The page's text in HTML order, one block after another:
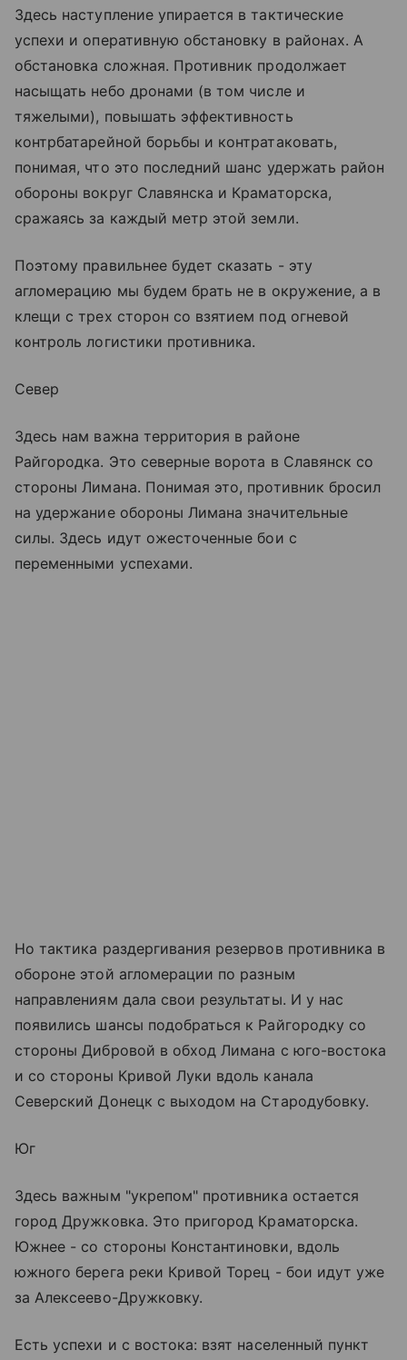
Здесь наступление упирается в тактические
успехи и оперативную обстановку в районах. А
обстановка сложная. Противник продолжает
насыщать небо дронами (в том числе и
тяжелыми), повышать эффективность
контрбатарейной борьбы и контратаковать,
понимая, что это последний шанс удержать район
обороны вокруг Славянска и Краматорска,
сражаясь за каждый метр этой земли.
Поэтому правильнее будет сказать - эту
агломерацию мы будем брать не в окружение, а в
клещи с трех сторон со взятием под огневой
контроль логистики противника.
Север
Здесь нам важна территория в районе
Райгородка. Это северные ворота в Славянск со
стороны Лимана. Понимая это, противник бросил
на удержание обороны Лимана значительные
силы. Здесь идут ожесточенные бои с
переменными успехами.
Но тактика раздергивания резервов противника в
обороне этой агломерации по разным
направлениям дала свои результаты. И у нас
появились шансы подобраться к Райгородку со
стороны Дибровой в обход Лимана с юго-востока
и со стороны Кривой Луки вдоль канала
Северский Донецк с выходом на Стародубовку.
Юг
Здесь важным "укрепом" противника остается
город Дружковка. Это пригород Краматорска.
Южнее - со стороны Константиновки, вдоль
южного берега реки Кривой Торец - бои идут уже
за Алексеево-Дружковку.
Есть успехи и с востока: взят населенный пункт